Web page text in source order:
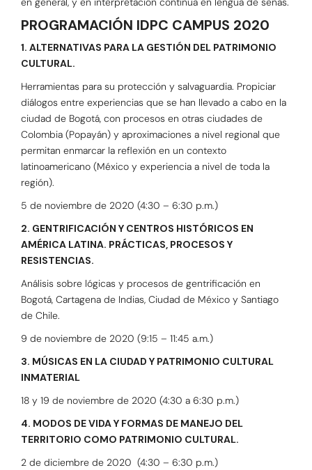
PROGRAMACIÓN IDPC CAMPUS 2020
1. ALTERNATIVAS PARA LA GESTIÓN DEL PATRIMONIO
CULTURAL.
Herramientas para su protección y salvaguardia. Propiciar
diálogos entre experiencias que se han llevado a cabo en la
ciudad de Bogotá, con procesos en otras ciudades de
Colombia (Popayán) y aproximaciones a nivel regional que
permitan enmarcar la reflexión en un contexto
latinoamericano (México y experiencia a nivel de toda la
región).
5 de noviembre de 2020 (4:30 – 6:30 p.m.)
2. GENTRIFICACIÓN Y CENTROS HISTÓRICOS EN
AMÉRICA LATINA. PRÁCTICAS, PROCESOS Y
RESISTENCIAS.
Análisis sobre lógicas y procesos de gentrificación en
Bogotá, Cartagena de Indias, Ciudad de México y Santiago
de Chile.
9 de noviembre de 2020 (9:15 – 11:45 a.m.)
3. MÚSICAS EN LA CIUDAD Y PATRIMONIO CULTURAL
INMATERIAL
18 y 19 de noviembre de 2020 (4:30 a 6:30 p.m.)
4. MODOS DE VIDA Y FORMAS DE MANEJO DEL
TERRITORIO COMO PATRIMONIO CULTURAL.
2 de diciembre de 2020 (4:30 – 6:30 p.m.)